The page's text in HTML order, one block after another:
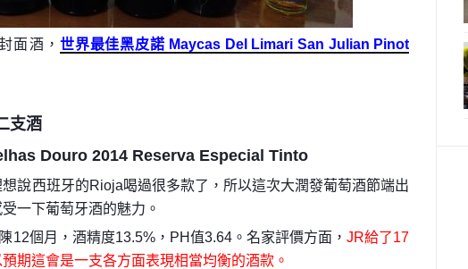
面酒，世界最佳黑皮諾 Maycas Del Limari San Julian Pinot
支酒
Douro 2014 Reserva Especial Tinto
說西班牙的Rioja喝過很多款了，所以這次大潤發葡萄酒節端出
一下葡萄牙酒的魅力。
12個月，酒精度13.5%，PH值3.64。名家評價方面，JR給了17
期這會是一支各方面表現相當均衡的酒款。